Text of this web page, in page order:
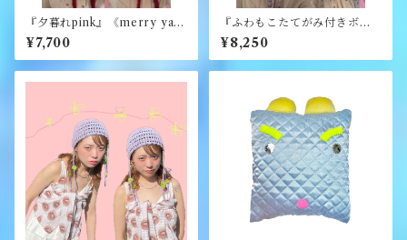
『夕暮れpink』《merry yar
n》
¥7,700
『ふわもこたてがみ付きボン
ネット』《merry yarn》
¥8,250